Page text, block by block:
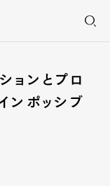
ョンとプロ
ンポッシブ